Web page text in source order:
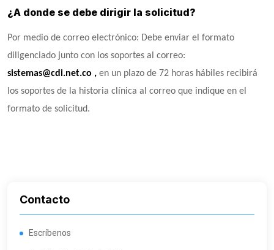
¿A donde se debe dirigir la solicitud?
Por medio de correo electrónico: Debe enviar el formato
diligenciado junto con los soportes al correo:
sistemas@cdi.net.co , en un plazo de 72 horas hábiles recibirá
los soportes de la historia clínica al correo que indique en el
formato de solicitud.
Contacto
Escríbenos